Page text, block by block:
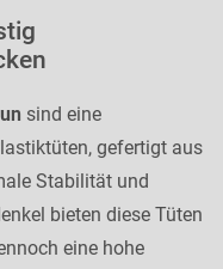
sind eine
gefertigt aus
Stabilität und
bieten diese Tüten
eine hohe